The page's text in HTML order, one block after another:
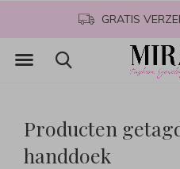
GRATIS
Producten
handdoek